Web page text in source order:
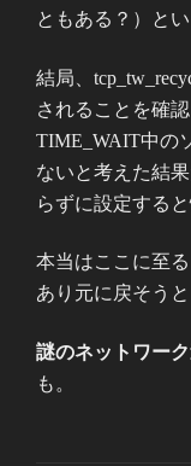
ともある？）
と
結局、
されることを確認
TIME_WAIT中の
ないと考えた結
らずに設定すると
本当はここに至る
あり元に戻そう
謎のネットワー
も。